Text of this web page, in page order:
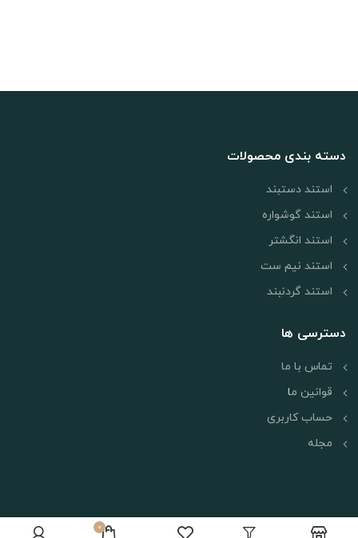
دسته بندی محصولات
استند دستبند
استند گوشواره
استند انگشتر
استند نیم ست
استند گردنبند
دسترسی ها
تماس با ما
قوانین ما
حساب کاربری
مجله
اعتماد شما افتخار ماست 0